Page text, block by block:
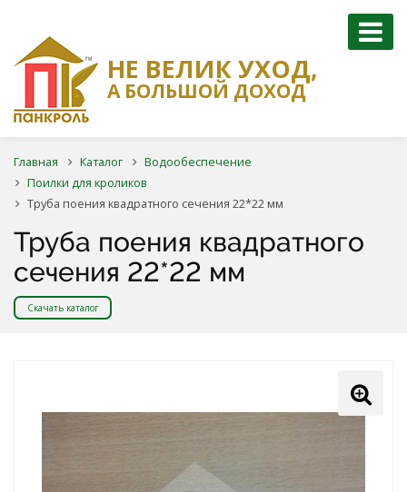
НЕ ВЕЛИК УХОД,
А БОЛЬШОЙ ДОХОД
Главная Каталог
Водообеспечение
Поилки для кроликов
Труба поения квадратного сечения 22*22 мм
Труба поения квадратного
сечения 22*22 мм
Скачать каталог